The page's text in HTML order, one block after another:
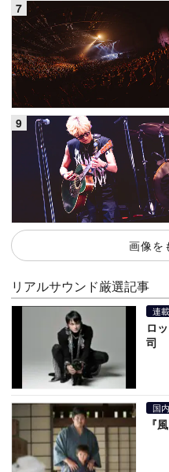
画像を
リアルサウンド厳選記事
連載
ロ
司
国
『